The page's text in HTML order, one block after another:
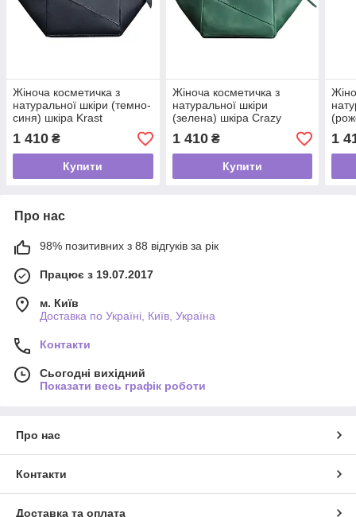
Жіноча косметичка з
натуральної шкіри (темно-
синя) шкіра Krast
1 410 ₴
Купити
Жіноча косметичка з
натуральної шкіри
(зелена) шкіра Crazy
Horse
1 410₴
Купити
1
Про нас
98% позитивних з 88 відгуків за рік
Працює з 19.07.2017
м. Київ
Доставка по Україні, Київ, Україна
Контакти
Сьогодні вихідний
Показати весь графік роботи
Про нас
Контакти
Доставка та оплата